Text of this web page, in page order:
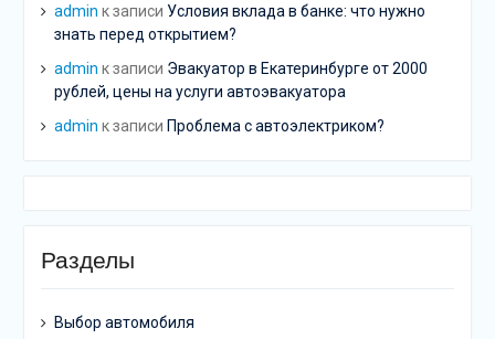
admin к записи Условия вклада в банке: что нужно
знать перед открытием?
admin к записи Эвакуатор в Екатеринбурге от 2000
рублей, цены на услуги автоэвакуатора
admin к записи Проблема с автоэлектриком?
Разделы
Выбор автомобиля